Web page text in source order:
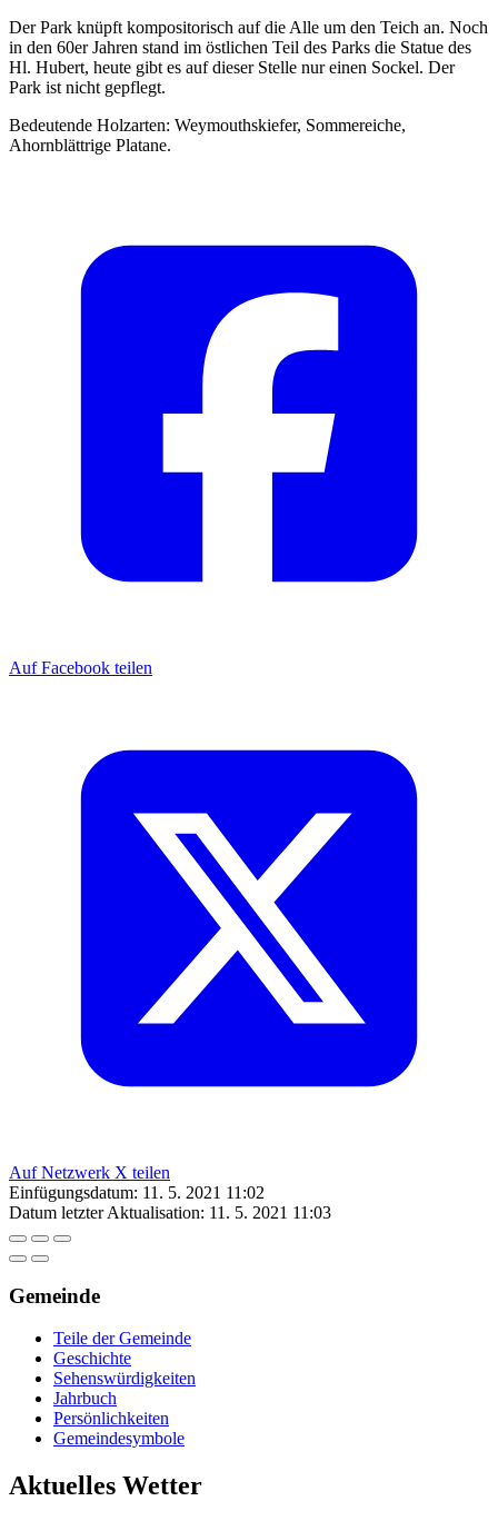
Der Park knüpft kompositorisch auf die Alle um den Teich an. Noch
in den 60er Jahren stand im östlichen Teil des Parks die Statue des
Hl. Hubert, heute gibt es auf dieser Stelle nur einen Sockel. Der
Park ist nicht gepflegt.
Bedeutende Holzarten: Weymouthskiefer, Sommereiche,
Ahornblättrige Platane.
Auf Facebook teilen
Auf Netzwerk X teilen
Einfügungsdatum: 11. 5. 2021 11:02
Datum letzter Aktualisation: 11. 5. 2021 11:03
Gemeinde
Teile der Gemeinde
Geschichte
Sehenswürdigkeiten
Jahrbuch
Persönlichkeiten
Gemeindesymbole
Aktuelles Wetter